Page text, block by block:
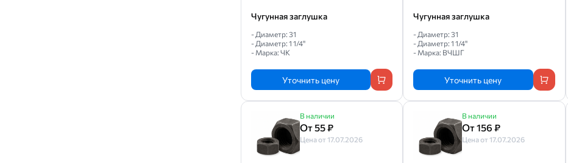
Чугунная заглушка
- Диаметр: 31
- Диаметр: 1 1/4"
- Марка: ЧК
Уточнить цену
Чугунная заглушка
- Диаметр: 31
- Диаметр: 1 1/4"
- Марка: ВЧШГ
Уточнить цену
В наличии
От 55 ₽
Цена от 17.07.2026
В наличии
От 156 ₽
Цена от 17.07.2026